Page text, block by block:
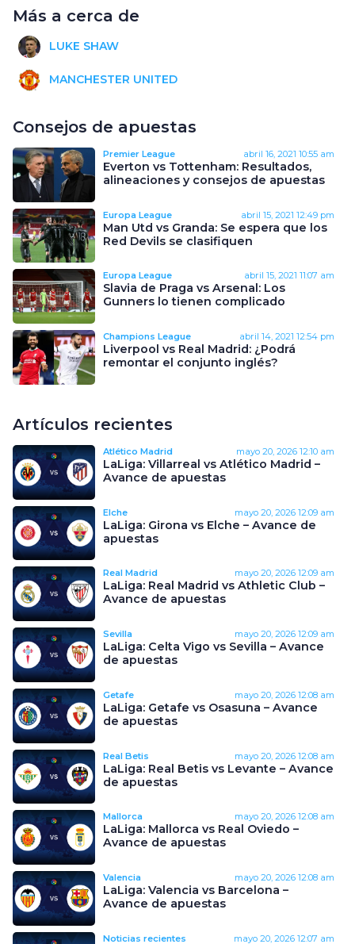
Más a cerca de
LUKE SHAW
MANCHESTER UNITED
Consejos de apuestas
Premier League abril 16, 2021 10:55 am
Everton vs Tottenham: Resultados,
alineaciones y consejos de apuestas
Europa League abril 15, 2021 12:49 pm
Man Utd vs Granda: Se espera que los
Red Devils se clasifiquen
Europa League abril 15, 2021 11:07 am
Slavia de Praga vs Arsenal: Los
Gunners lo tienen complicado
Champions League abril 14, 2021 12:54 pm
Liverpool vs Real Madrid: ¿Podrá
remontar el conjunto inglés?
Artículos recientes
Atlético Madrid mayo 20, 2026 12:10 am
LaLiga: Villarreal vs Atlético Madrid –
Avance de apuestas
Elche mayo 20, 2026 12:09 am
LaLiga: Girona vs Elche – Avance de
apuestas
Real Madrid mayo 20, 2026 12:09 am
LaLiga: Real Madrid vs Athletic Club –
Avance de apuestas
Sevilla mayo 20, 2026 12:09 am
LaLiga: Celta Vigo vs Sevilla – Avance
de apuestas
Getafe mayo 20, 2026 12:08 am
LaLiga: Getafe vs Osasuna – Avance
de apuestas
Real Betis mayo 20, 2026 12:08 am
LaLiga: Real Betis vs Levante – Avance
de apuestas
Mallorca mayo 20, 2026 12:08 am
LaLiga: Mallorca vs Real Oviedo –
Avance de apuestas
Valencia mayo 20, 2026 12:08 am
LaLiga: Valencia vs Barcelona –
Avance de apuestas
Noticias recientes mayo 20, 2026 12:07 am